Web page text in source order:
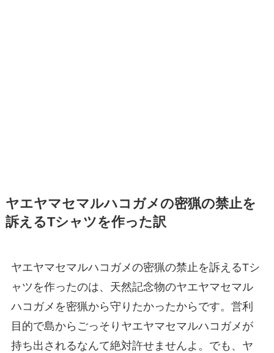
ヤエヤマセマルハコガメの密猟の禁止を
訴えるTシャツを作った訳
ヤエヤマセマルハコガメの密猟の禁止を訴えるTシ
ャツを作ったのは、天然記念物のヤエヤマセマル
ハコガメを密猟から守りたかったからです。営利
目的で島からごっそりヤエヤマセマルハコガメが
持ち出されるなんて絶対許せませんよ。でも、ヤ